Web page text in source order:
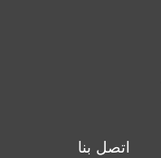
اتصل بنا